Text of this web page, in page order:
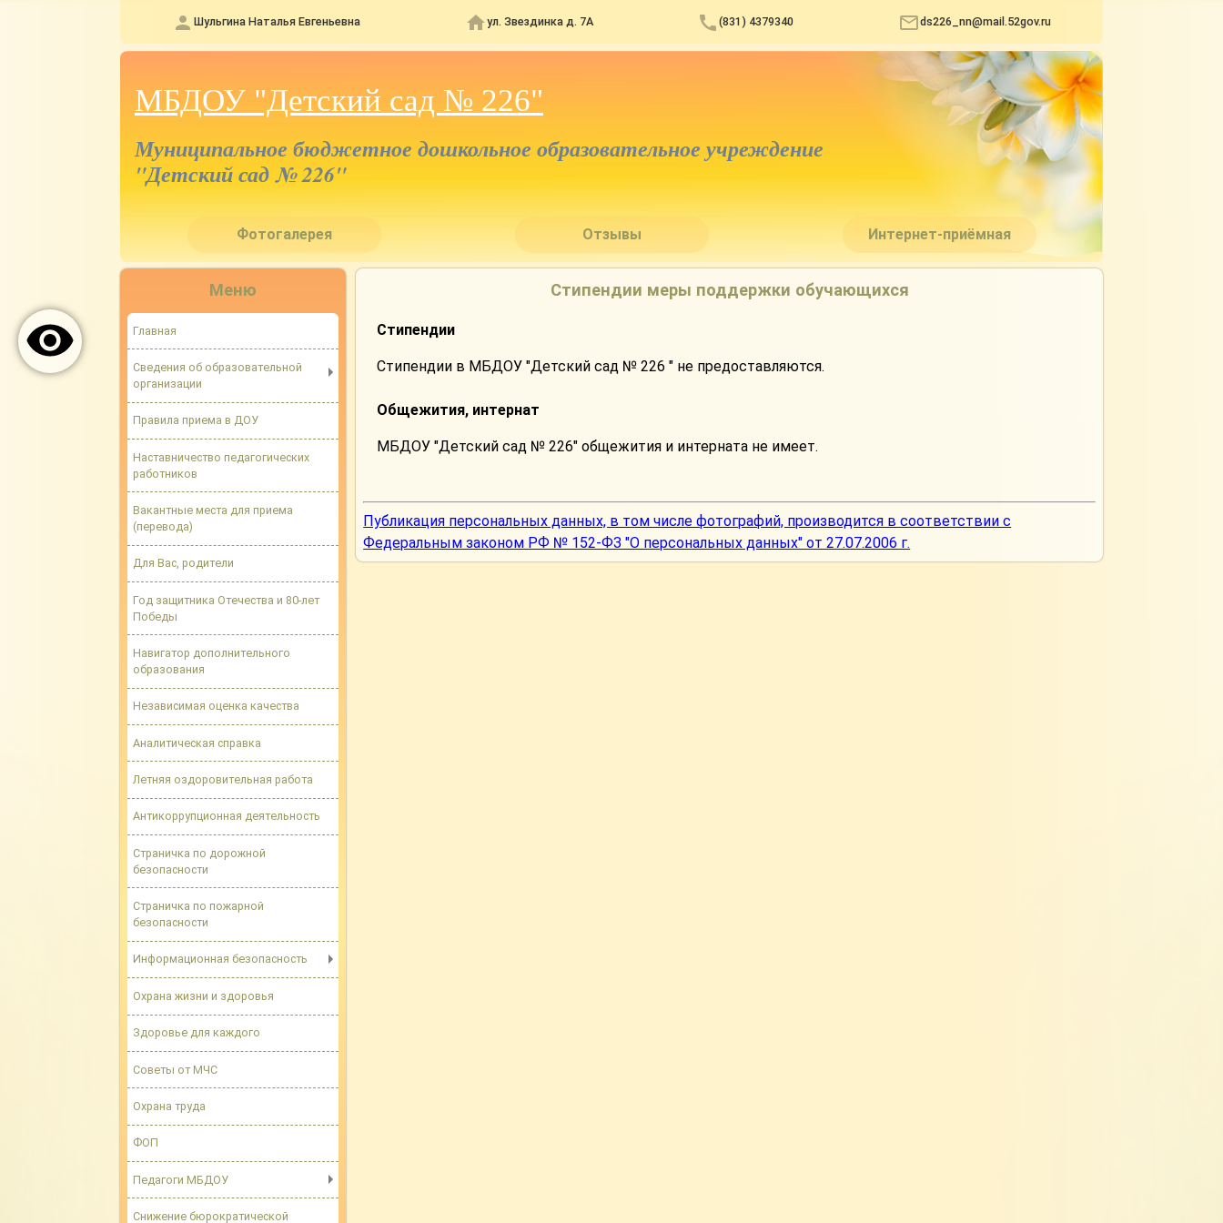
Шульгина Наталья Евгеньевна ул. Звездинка д. 7А (831) 4379340 ds226_nn@mail.52gov.ru
МБДОУ "Детский сад № 226"
Муниципальное бюджетное дошкольное образовательное учреждение
"Детский сад № 226"
Фотогалерея Отзывы Интернет-приёмная
Меню
Главная
Сведения об образовательной
организации
Правила приема в ДОУ
Наставничество педагогических
работников
Вакантные места для приема
(перевода)
Для Вас, родители
Год защитника Отечества и 80-лет
Победы
Навигатор дополнительного
образования
Независимая оценка качества
Аналитическая справка
Летняя оздоровительная работа
Антикоррупционная деятельность
Страничка по дорожной
безопасности
Страничка по пожарной
безопасности
Информационная безопасность
Охрана жизни и здоровья
Здоровье для каждого
Советы от МЧС
Охрана труда
ФОП
Педагоги МБДОУ
Снижение бюрократической
Стипендии меры поддержки обучающихся
Стипендии
Стипендии в МБДОУ "Детский сад № 226 " не предоставляются.
Общежития, интернат
МБДОУ "Детский сад № 226" общежития и интерната не имеет.
Публикация персональных данных, в том числе фотографий, производится в соответствии с
Федеральным законом РФ № 152-ФЗ "О персональных данных" от 27.07.2006 г.